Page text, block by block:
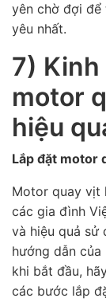
yên chờ đợi
yêu nhất.
7)
motor
hiệu
Lắp đặt motor
Motor quay vịt
các gia đình
và hiệu quả sử
hướng dẫn
khi bắt đầu,
các bước lắp